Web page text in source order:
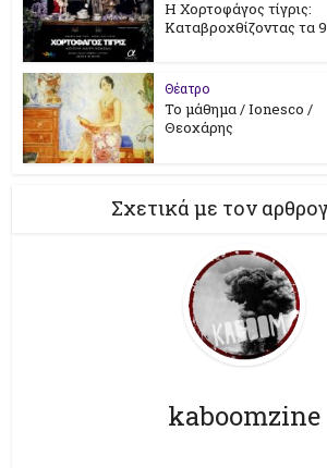
Η Χορτοφάγος τίγρις:
Καταβροχθίζοντας τα
Θέατρο
Το μάθημα / Ionesco /
Θεοχάρης
Σχετικά με τον
kaboomzine